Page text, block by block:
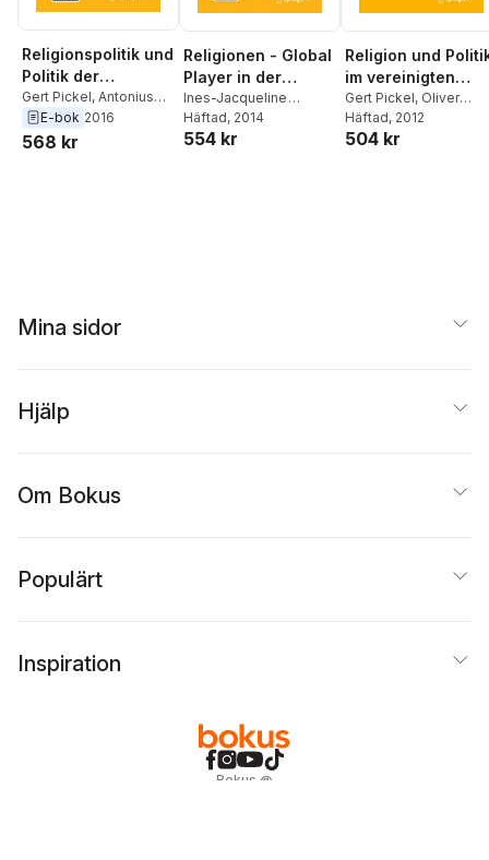
Religionspolitik und
Politik der
Religionen in
Deutschland
Gert Pickel, Antonius
Liedhegener
E-bok 2016
568 kr
Religionen - Global
Player in der
internationalen
Politik?
Ines-Jacqueline
Werkner,Oliver Hidalgo
Häftad, 2014
554 kr
Religion und
im vereinigten
Deutschland
Gert Pickel, Oliver
Hidalgo
Häftad, 2012
504 kr
Mina sidor
Hjälp
Om Bokus
Populärt
Inspiration
Bokus @